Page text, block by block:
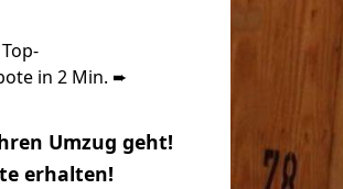
in 2 Min. ➨
Umzug geht!
erhalten!